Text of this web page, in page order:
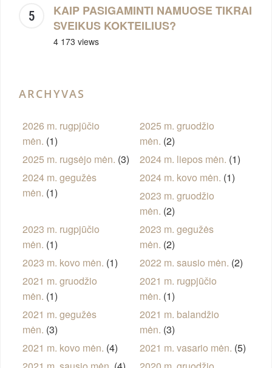
KAIP PASIGAMINTI NAMUOSE TIKRAI
SVEIKUS KOKTEILIUS?
4 173 views
ARCHYVAS
2026 m. rugpjūčio
mėn. (1)
2025 m. gruodžio
mėn. (2)
2025 m. rugsėjo mėn. (3) 2024 m. liepos mėn. (1)
2024 m. gegužės
mėn. (1)
2024 m. kovo mėn. (1)
2023 m. gruodžio
mėn. (2)
2023 m. rugpjūčio
mėn. (1)
2023 m. gegužės
mėn. (2)
2023 m. kovo mėn. (1) 2022 m. sausio mėn. (2)
2021 m. gruodžio
mėn. (1)
2021 m. rugpjūčio
mėn. (1)
2021 m. gegužės
mėn. (3)
2021 m. balandžio
mėn. (3)
2021 m. kovo mėn. (4) 2021 m. vasario mėn. (5)